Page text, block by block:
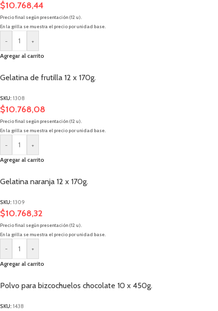
$10.768,44
Precio final según presentación (12 u).
En la grilla se muestra el precio por unidad base.
- +
Agregar al carrito
Gelatina de frutilla 12 x 170g.
SKU: 1308
$10.768,08
Precio final según presentación (12 u).
En la grilla se muestra el precio por unidad base.
- +
Agregar al carrito
Gelatina naranja 12 x 170g.
SKU: 1309
$10.768,32
Precio final según presentación (12 u).
En la grilla se muestra el precio por unidad base.
- +
Agregar al carrito
Polvo para bizcochuelos chocolate 10 x 450g.
SKU: 1438